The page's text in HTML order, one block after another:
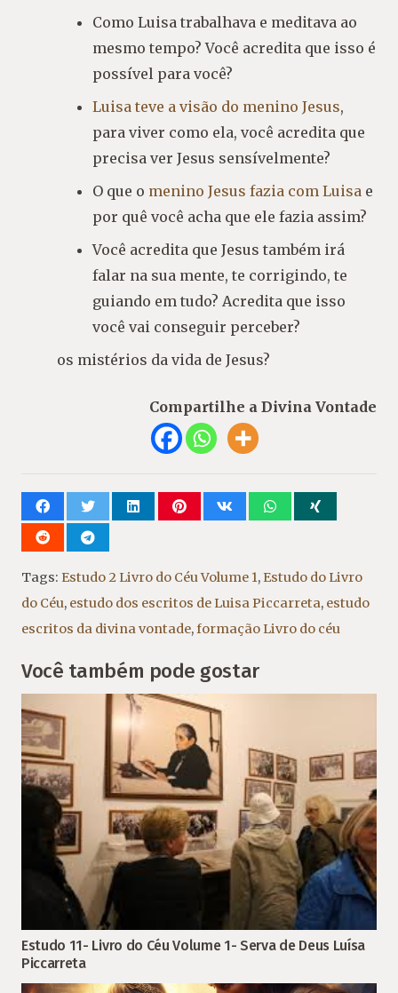
Como Luisa trabalhava e meditava ao
mesmo tempo? Você acredita que isso é
possível para você?
Luisa teve a visão do menino Jesus,
para viver como ela, você acredita que
precisa ver Jesus sensívelmente?
O que o menino Jesus fazia com Luisa e
por quê você acha que ele fazia assim?
Você acredita que Jesus também irá
falar na sua mente, te corrigindo, te
guiando em tudo? Acredita que isso
você vai conseguir perceber?
os mistérios da vida de Jesus?
Compartilhe a Divina Vontade
Tags: Estudo 2 Livro do Céu Volume 1,Estudo do Livro
do Céu, estudo dos escritos de Luisa Piccarreta, estudo
escritos da divina vontade,formação Livro do céu
Você também pode gostar
Estudo 11- Livro do Céu Volume 1- Serva de Deus Luísa
Piccarreta